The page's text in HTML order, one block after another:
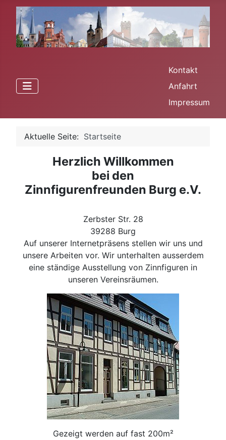
Kontakt
Anfahrt
Impressum
Aktuelle Seite: Startseite
Herzlich Willkommen
bei den
Zinnfigurenfreunden Burg e.V.
Zerbster Str. 28
39288 Burg
Auf unserer Internetpräsens stellen wir uns und
unsere Arbeiten vor. Wir unterhalten ausserdem
eine ständige Ausstellung von Zinnfiguren in
unseren Vereinsräumen.
Gezeigt werden auf fast 200m²